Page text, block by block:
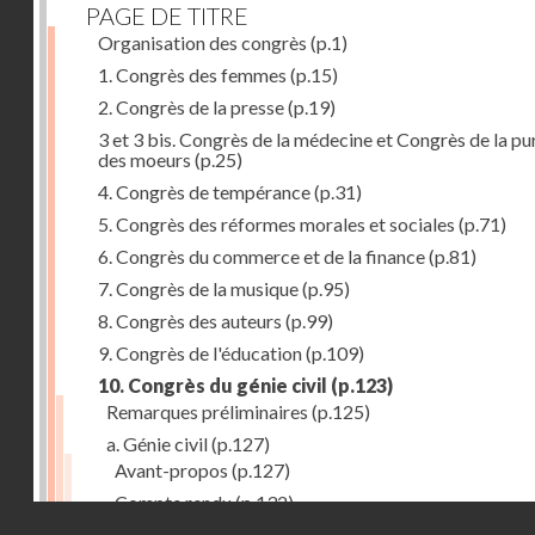
PAGE DE TITRE
Organisation des congrès (p.1)
1. Congrès des femmes (p.15)
2. Congrès de la presse(p.19)
3 et 3 bis. Congrès de la médecine et Congrès de la
des moeurs (p.25)
4. Congrès de tempérance(p.31)
5. Congrès des réformes morales et sociales (p.71)
6. Congrès du commerce et de la finance(p.81)
7. Congrès de la musique(p.95)
8. Congrès des auteurs (p.99)
9. Congrès de l'éducation(p.109)
10. Congrès du génie civil (p.123)
Remarques préliminaires (p.125)
a. Génie civil(p.127)
Avant-propos (p.127)
Compte rendu(p.132)